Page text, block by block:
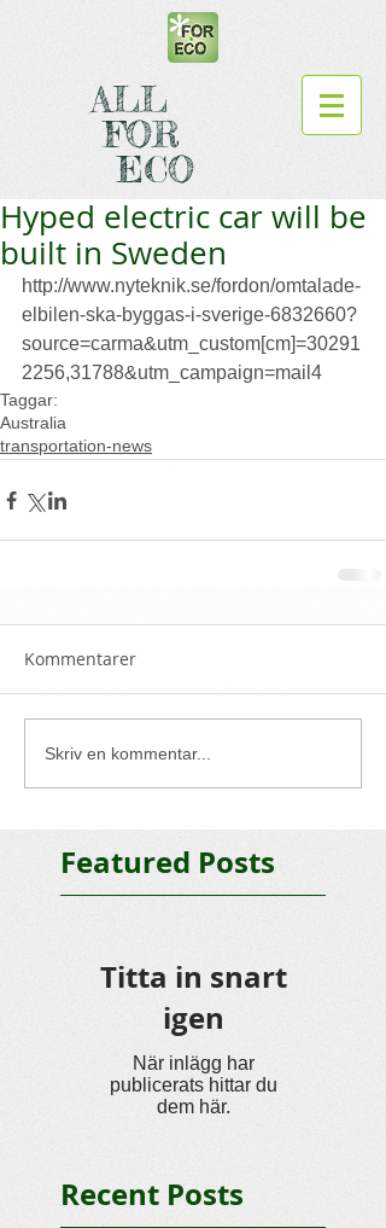
ALL
FOR
ECO
Featured Posts
Recent Posts
Hyped electric car will be
built in Sweden
http://www.nyteknik.se/fordon/omtalade-
elbilen-ska-byggas-i-sverige-6832660?
source=carma&utm_custom[cm]=30291
2256,31788&utm_campaign=mail4
Taggar:
Australia
transportation-news
Kommentarer
Skriv en kommentar...
Titta in snart
igen
När inlägg har
publicerats hittar du
dem här.